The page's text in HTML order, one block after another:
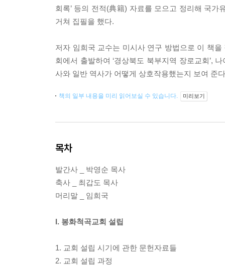
회록’ 등의 전적(典籍) 자료를 모으고 정리해 국
거쳐 집필을 했다.
저자 임희국 교수는 미시사 연구 방법으로 이 책
회에서 출발하여 ‘경상북도 북부지역 장로교회’,
사와 일반 역사가 어떻게 상호작용했는지 보여 준
책의 일부 내용을 미리 읽어보실 수 있습니다. 미리보기
목차
발간사 _ 박영순 목사
축사 _ 최갑도 목사
머리말 _ 임희국
I. 봉화척곡교회 설립
1. 교회 설립 시기에 관한 문헌자료들
2. 교회 설립 과정